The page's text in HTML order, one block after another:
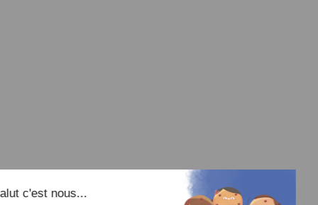
Salut c'est nous...